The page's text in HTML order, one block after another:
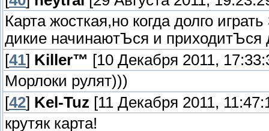
Карта жосткая,но когда долго
дикие начинаютЪся и приходитЪся
[41] Killer™ [10 Декабря 2011,
Морлоки рулят)))
[42] Kel-Tuz [11 Декабря 2011,
крутяк карта!